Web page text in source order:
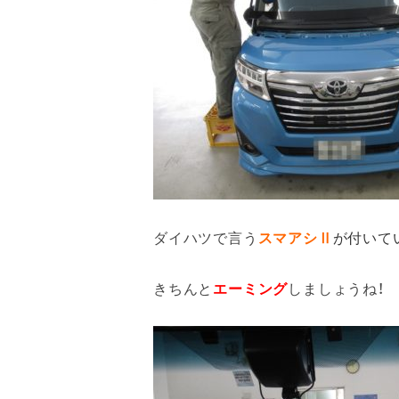
ダイハツで言う スマアシⅡ が付いて
きちんと エーミングしましょうね！